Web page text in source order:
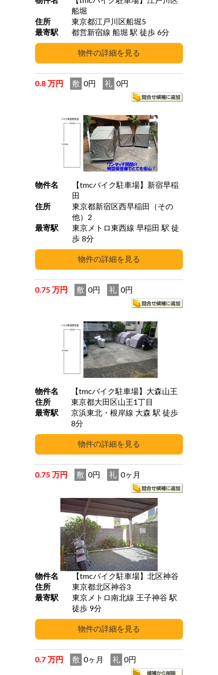
船堀
住所
東京都江戸川区船堀5
最寄駅
都営新宿線 船堀 駅 徒歩 6分
0.8 万円 敷 0円 礼 0円
物件名
【tmcバイク駐車場】新宿早稲
田
住所
東京都新宿区西早稲田（その
他）2
最寄駅
東京メトロ東西線 早稲田 駅 徒
歩 8分
0.75 万円 敷 0円 礼 0円
物件名
【tmcバイク駐車場】大森山王
住所
東京都大田区山王1丁目
最寄駅
京浜東北・根岸線 大森 駅 徒歩
8分
0.75 万円 敷 0円 礼 0ヶ月
物件名
【tmcバイク駐車場】北区神谷
住所
東京都北区神谷3
最寄駅
東京メトロ南北線 王子神谷 駅
徒歩 9分
0.7 万円 敷 0ヶ月 礼 0円